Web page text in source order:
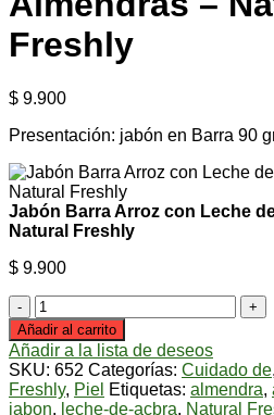
Freshly
$ 9.900
Presentación: jabón en Barra 90
Jabón Barra Arroz con Leche
Natural Freshly
$ 9.900
Jabón
Barra
Arroz
con
Leche
de
Añadir al carrito
Añadir a la lista de deseos
SKU: 652 Categorías: Cuidado de,
Freshly, Piel Etiquetas: almendra,
jabon, leche-de-acbra, Natural